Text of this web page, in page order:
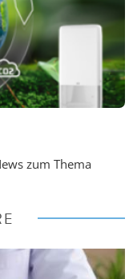
zum Thema